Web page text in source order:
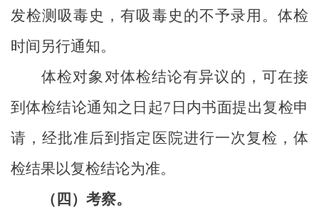
发检测吸毒史，有吸毒史的不予录用。体检
时间另行通知。
体检对象对体检结论有异议的，可在接
到体检结论通知之日起7 日内书面提出复检申
请，经批准后到指定医院进行一次复检，体
检结果以复检结论为准。
（四）考察。